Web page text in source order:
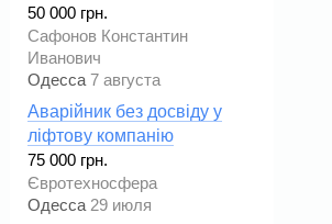
50 000 грн.
Сафонов Константин
Иванович
Одесса 7 августа
Аварійник без досвіду у
ліфтову компанію
75 000 грн.
Євротехносфера
Одесса 29 июля